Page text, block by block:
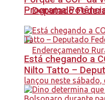
Programa
– Deputado
Está chegando a
Nilto Tatto –